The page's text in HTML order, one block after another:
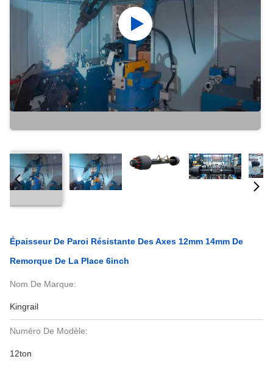
Épaisseur De Paroi Résistante Des Axes 12mm 14mm De
Remorque De La Place 6inch
Nom De Marque:
Kingrail
Numéro De Modèle:
12ton